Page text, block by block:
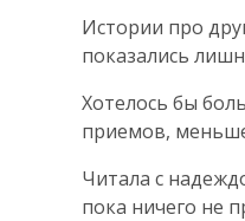
Истории про
показались
Хотелось бы
приемов,
Читала с
пока ничего не